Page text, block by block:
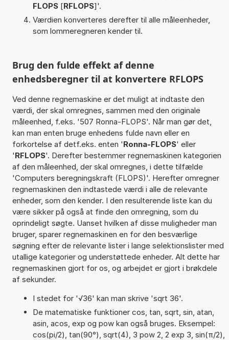
FLOPS[RFLOPS]'.
Værdien konverteres derefter til alle måleenheder,
som lommeregneren kender til.
Brug den fulde effekt af denne
enhedsberegner til at konvertere RFLOPS
Ved denne regnemaskine er det muligt at indtaste den
værdi, der skal omregnes, sammen med den originale
måleenhed, f.eks. '507 Ronna-FLOPS'. Når man gør det,
kan man enten bruge enhedens fulde navn eller en
forkortelse af detf.eks. enten 'Ronna-FLOPS' eller
'RFLOPS'. Derefter bestemmer regnemaskinen kategorien
af den måleenhed, der skal omregnes, i dette tilfælde
'Computers beregningskraft (FLOPS)'. Herefter omregner
regnemaskinen den indtastede værdi i alle de relevante
enheder, som den kender. I den resulterende liste kan du
være sikker på også at finde den omregning, som du
oprindeligt søgte. Uanset hvilken af disse muligheder man
bruger, sparer regnemaskinen en for den besværlige
søgning efter de relevante lister i lange selektionslister med
utallige kategorier og understøttede enheder. Alt dette har
regnemaskinen gjort for os, og arbejdet er gjort i brøkdele
af sekunder.
I stedet for '√36' kan man skrive 'sqrt 36'.
De matematiske funktioner cos, tan, sqrt, sin, atan,
asin, acos, exp og pow kan også bruges. Eksempel:
cos(pi/2), tan(90°), sqrt(4), 3 pow 2, 2 exp 3, sin(π/2),